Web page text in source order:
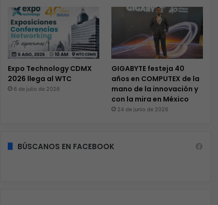
Expo Technology CDMX
2026 llega al WTC
6 de julio de 2026
GIGABYTE festeja 40
años en COMPUTEX de la
mano de la innovación y
con la mira en México
24 de junio de 2026
BÚSCANOS EN FACEBOOK